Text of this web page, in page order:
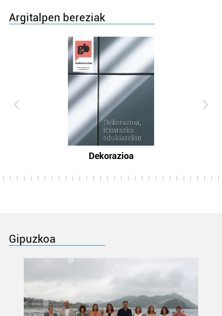
Argitalpen bereziak
Dekorazioa
Gipuzkoa